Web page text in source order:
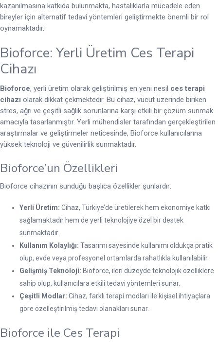
kazanılmasına katkıda bulunmakta, hastalıklarla mücadele eden
bireyler için alternatif tedavi yöntemleri geliştirmekte önemli bir rol
oynamaktadır.
Bioforce: Yerli Üretim Ces Terapi
Cihazı
Bioforce, yerli üretim olarak geliştirilmiş en yeni nesil ces terapi
cihazı olarak dikkat çekmektedir. Bu cihaz, vücut üzerinde biriken
stres, ağrı ve çeşitli sağlık sorunlarına karşı etkili bir çözüm sunmak
amacıyla tasarlanmıştır. Yerli mühendisler tarafından gerçekleştirilen
araştırmalar ve geliştirmeler neticesinde, Bioforce kullanıcılarına
yüksek teknoloji ve güvenilirlik sunmaktadır.
Bioforce’un Özellikleri
Bioforce cihazının sunduğu başlıca özellikler şunlardır:
Yerli Üretim: Cihaz, Türkiye’de üretilerek hem ekonomiye katkı
sağlamaktadır hem de yerli teknolojiye özel bir destek
sunmaktadır.
Kullanım Kolaylığı: Tasarımı sayesinde kullanımı oldukça pratik
olup, evde veya profesyonel ortamlarda rahatlıkla kullanılabilir.
Gelişmiş Teknoloji: Bioforce, ileri düzeyde teknolojik özelliklere
sahip olup, kullanıcılara etkili tedavi yöntemleri sunar.
Çeşitli Modlar: Cihaz, farklı terapi modları ile kişisel ihtiyaçlara
göre özelleştirilmiş tedavi olanakları sunar.
Bioforce ile Ces Terapi